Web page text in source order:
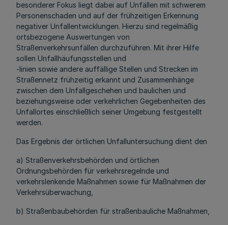
besonderer Fokus liegt dabei auf Unfällen mit schwerem
Personenschaden und auf der frühzeitigen Erkennung
negativer Unfallentwicklungen. Hierzu sind regelmäßig
ortsbezogene Auswertungen von
Straßenverkehrsunfällen durchzuführen. Mit ihrer Hilfe
sollen Unfallhäufungsstellen und
-linien sowie andere auffällige Stellen und Strecken im
Straßennetz frühzeitig erkannt und Zusammenhänge
zwischen dem Unfallgeschehen und baulichen und
beziehungsweise oder verkehrlichen Gegebenheiten des
Unfallortes einschließlich seiner Umgebung festgestellt
werden.
Das Ergebnis der örtlichen Unfalluntersuchung dient den
a) Straßenverkehrsbehörden und örtlichen
Ordnungsbehörden für verkehrsregelnde und
verkehrslenkende Maßnahmen sowie für Maßnahmen der
Verkehrsüberwachung,
b) Straßenbaubehörden für straßenbauliche Maßnahmen,